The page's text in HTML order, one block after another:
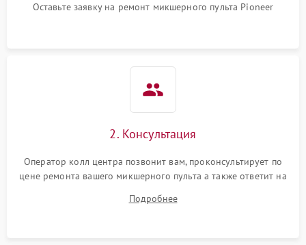
Оставьте заявку на ремонт микшерного пульта Pioneer
2. Консультация
Оператор колл центра позвонит вам, проконсультирует по
цене ремонта вашего микшерного пульта а также ответит на
Подробнее